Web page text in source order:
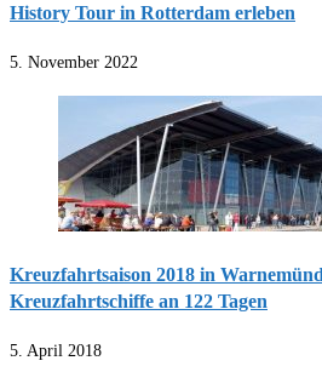
History Tour in Rotterdam erleben
5. November 2022
Kreuzfahrtsaison 2018 in
Kreuzfahrtschiffe an 122 Tagen
5. April 2018